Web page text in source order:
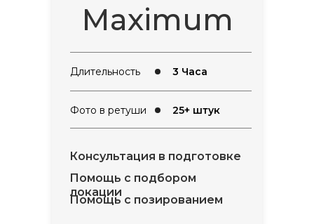
Длительность 3 Часа
Фото в ретуши 25+ штук
Консультация в подготовке
Помощь с подбором
локации
Помощь с позированием
Maximum